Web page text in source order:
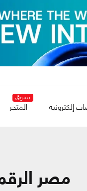
إلكترونية
تسوق
المتجر
مصر